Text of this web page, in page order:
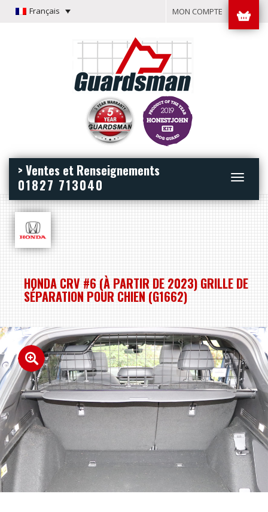
Français MON COMPTE
Toggle
> Ventes et Renseignements
01827 713040
HONDA CRV #6 (À PARTIR DE 2023) GRILLE DE
SÉPARATION POUR CHIEN (G1662)